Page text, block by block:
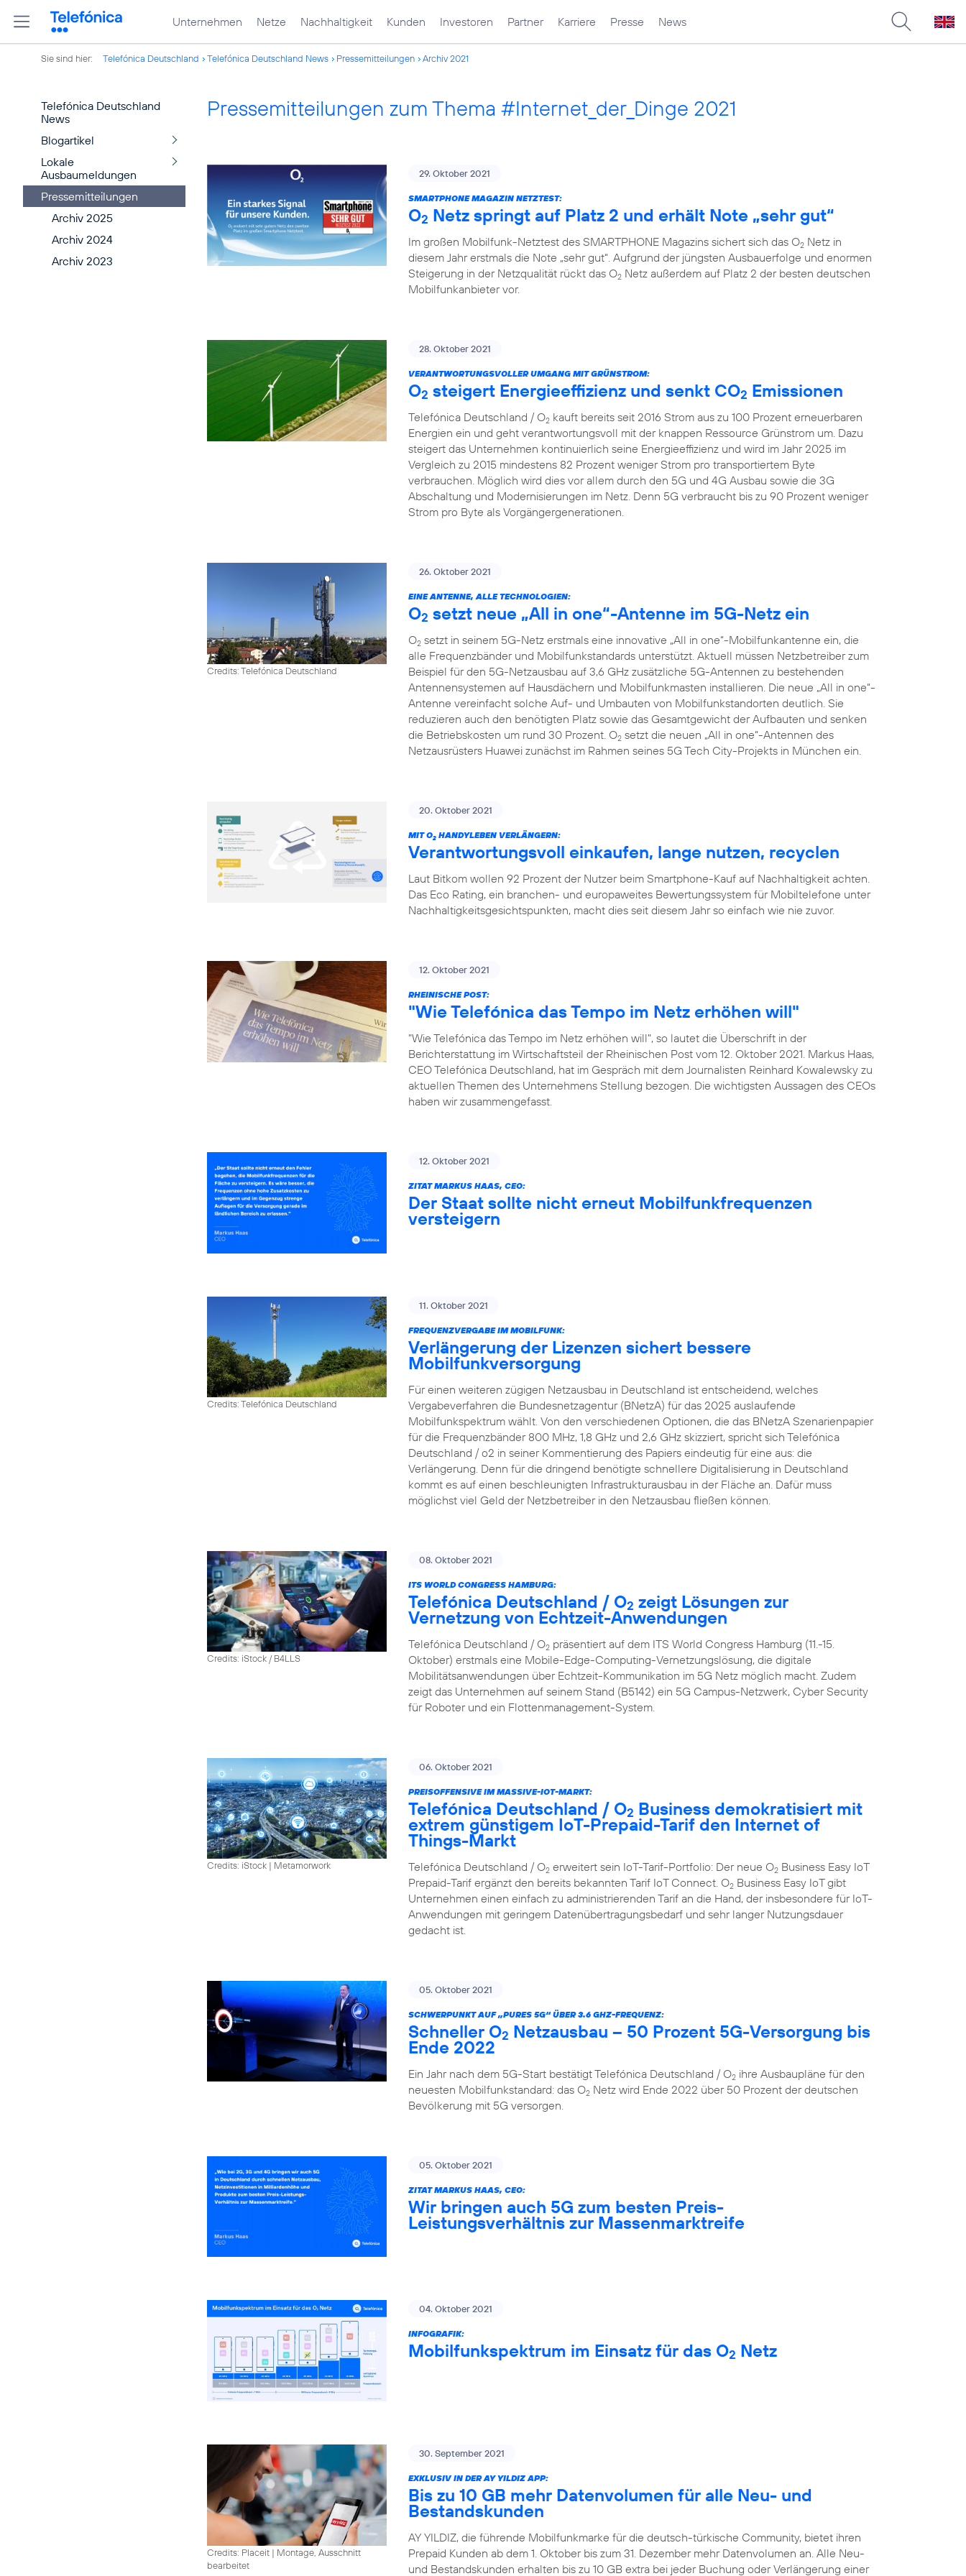
Unternehmen Netze Nachhaltigkeit Kunden Investoren Partner Karriere Presse News
Sie sind hier: Telefónica Deutschland Telefónica Deutschland News Pressemitteilungen Archiv 2021
Telefónica Deutschland
News
Blogartikel
Lokale
Ausbaumeldungen
Pressemitteilungen
Archiv 2025
Archiv 2024
Archiv 2023
Pressemitteilungen zum Thema #Internet_der_Dinge 2021
29. Oktober 2021
SMARTPHONE MAGAZIN NETZTEST:
O2 Netz springt auf Platz 2 und erhält Note „sehr gut“
Im großen Mobilfunk-Netztest des SMARTPHONE Magazins sichert sich das O2 Netz in
diesem Jahr erstmals die Note „sehr gut“. Aufgrund der jüngsten Ausbauerfolge und enormen
Steigerung in der Netzqualität rückt das O2 Netz außerdem auf Platz 2 der besten deutschen
Mobilfunkanbieter vor.
28. Oktober 2021
VERANTWORTUNGSVOLLER UMGANG MIT GRÜNSTROM:
O2 steigert Energieeffizienz und senkt CO2 Emissionen
Telefónica Deutschland / O2 kauft bereits seit 2016 Strom aus zu 100 Prozent erneuerbaren
Energien ein und geht verantwortungsvoll mit der knappen Ressource Grünstrom um. Dazu
steigert das Unternehmen kontinuierlich seine Energieeffizienz und wird im Jahr 2025 im
Vergleich zu 2015 mindestens 82 Prozent weniger Strom pro transportiertem Byte
verbrauchen. Möglich wird dies vor allem durch den 5G und 4G Ausbau sowie die 3G
Abschaltung und Modernisierungen im Netz. Denn 5G verbraucht bis zu 90 Prozent weniger
Strom pro Byte als Vorgängergenerationen.
Credits: Telefónica Deutschland
26. Oktober 2021
EINE ANTENNE, ALLE TECHNOLOGIEN:
O2 setzt neue „All in one“-Antenne im 5G-Netz ein
O2 setzt in seinem 5G-Netz erstmals eine innovative „All in one“-Mobilfunkantenne ein, die
alle Frequenzbänder und Mobilfunkstandards unterstützt. Aktuell müssen Netzbetreiber zum
Beispiel für den 5G-Netzausbau auf 3,6 GHz zusätzliche 5G-Antennen zu bestehenden
Antennensystemen auf Hausdächern und Mobilfunkmasten installieren. Die neue „All in one“-
Antenne vereinfacht solche Auf- und Umbauten von Mobilfunkstandorten deutlich. Sie
reduzieren auch den benötigten Platz sowie das Gesamtgewicht der Aufbauten und senken
die Betriebskosten um rund 30 Prozent. O2 setzt die neuen „All in one“-Antennen des
Netzausrüsters Huawei zunächst im Rahmen seines 5G Tech City-Projekts in München ein.
20. Oktober 2021
MIT O2 HANDYLEBEN VERLÄNGERN:
Verantwortungsvoll einkaufen, lange nutzen, recyclen
Laut Bitkom wollen 92 Prozent der Nutzer beim Smartphone-Kauf auf Nachhaltigkeit achten.
Das Eco Rating, ein branchen- und europaweites Bewertungssystem für Mobiltelefone unter
Nachhaltigkeitsgesichtspunkten, macht dies seit diesem Jahr so einfach wie nie zuvor.
12. Oktober 2021
RHEINISCHE POST:
"Wie Telefónica das Tempo im Netz erhöhen will"
"Wie Telefónica das Tempo im Netz erhöhen will", so lautet die Überschrift in der
Berichterstattung im Wirtschaftsteil der Rheinischen Post vom 12. Oktober 2021. Markus Haas,
CEO Telefónica Deutschland, hat im Gespräch mit dem Journalisten Reinhard Kowalewsky zu
aktuellen Themen des Unternehmens Stellung bezogen. Die wichtigsten Aussagen des CEOs
haben wir zusammengefasst.
12. Oktober 2021
ZITAT MARKUS HAAS, CEO:
Der Staat sollte nicht erneut Mobilfunkfrequenzen
versteigern
Credits: Telefónica Deutschland
11. Oktober 2021
FREQUENZVERGABE IM MOBILFUNK:
Verlängerung der Lizenzen sichert bessere
Mobilfunkversorgung
Für einen weiteren zügigen Netzausbau in Deutschland ist entscheidend, welches
Vergabeverfahren die Bundesnetzagentur (BNetzA) für das 2025 auslaufende
Mobilfunkspektrum wählt. Von den verschiedenen Optionen, die das BNetzA Szenarienpapier
für die Frequenzbänder 800 MHz, 1,8 GHz und 2,6 GHz skizziert, spricht sich Telefónica
Deutschland / o2 in seiner Kommentierung des Papiers eindeutig für eine aus: die
Verlängerung. Denn für die dringend benötigte schnellere Digitalisierung in Deutschland
kommt es auf einen beschleunigten Infrastrukturausbau in der Fläche an. Dafür muss
möglichst viel Geld der Netzbetreiber in den Netzausbau fließen können.
Credits: iStock / B4LLS
08. Oktober 2021
ITS WORLD CONGRESS HAMBURG:
Telefónica Deutschland / O2 zeigt Lösungen zur
Vernetzung von Echtzeit-Anwendungen
Telefónica Deutschland / O2 präsentiert auf dem ITS World Congress Hamburg (11.-15.
Oktober) erstmals eine Mobile-Edge-Computing-Vernetzungslösung, die digitale
Mobilitätsanwendungen über Echtzeit-Kommunikation im 5G Netz möglich macht. Zudem
zeigt das Unternehmen auf seinem Stand (B5142) ein 5G Campus-Netzwerk, Cyber Security
für Roboter und ein Flottenmanagement-System.
Credits: iStock | Metamorwork
06. Oktober 2021
PREISOFFENSIVE IM MASSIVE-IOT-MARKT:
Telefónica Deutschland / O2 Business demokratisiert mit
extrem günstigem IoT-Prepaid-Tarif den Internet of
Things-Markt
Telefónica Deutschland / O2 erweitert sein IoT-Tarif-Portfolio: Der neue O2 Business Easy IoT
Prepaid-Tarif ergänzt den bereits bekannten Tarif IoT Connect. O2 Business Easy IoT gibt
Unternehmen einen einfach zu administrierenden Tarif an die Hand, der insbesondere für IoT-
Anwendungen mit geringem Datenübertragungsbedarf und sehr langer Nutzungsdauer
gedacht ist.
05. Oktober 2021
SCHWERPUNKT AUF „PURES 5G“ ÜBER 3.6 GHZ-FREQUENZ:
Schneller O2 Netzausbau – 50 Prozent 5G-Versorgung bis
Ende 2022
Ein Jahr nach dem 5G-Start bestätigt Telefónica Deutschland / O2 ihre Ausbaupläne für den
neuesten Mobilfunkstandard: das O2 Netz wird Ende 2022 über 50 Prozent der deutschen
Bevölkerung mit 5G versorgen.
05. Oktober 2021
ZITAT MARKUS HAAS, CEO:
Wir bringen auch 5G zum besten Preis-
Leistungsverhältnis zur Massenmarktreife
04. Oktober 2021
INFOGRAFIK:
Mobilfunkspektrum im Einsatz für das O2 Netz
Credits: Placeit | Montage, Ausschnitt
bearbeitet
30. September 2021
EXKLUSIV IN DER AY YILDIZ APP:
Bis zu 10 GB mehr Datenvolumen für alle Neu- und
Bestandskunden
AY YILDIZ, die führende Mobilfunkmarke für die deutsch-türkische Community, bietet ihren
Prepaid Kunden ab dem 1. Oktober bis zum 31. Dezember mehr Datenvolumen an. Alle Neu-
und Bestandskunden erhalten bis zu 10 GB extra bei jeder Buchung oder Verlängerung einer